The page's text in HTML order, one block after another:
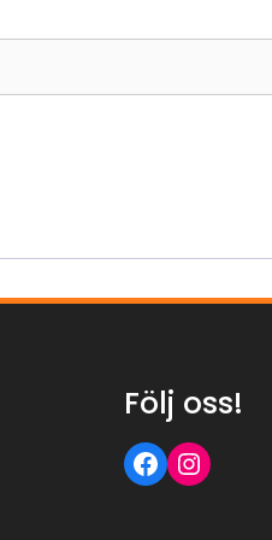
Följ oss!
Följ oss på Facebook
Följ oss på